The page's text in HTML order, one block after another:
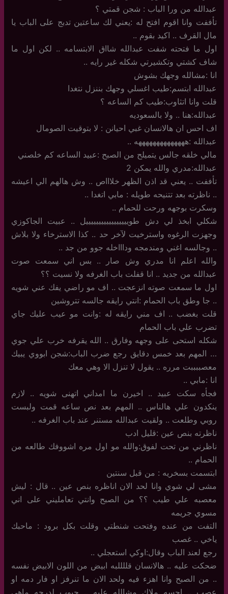
عبدالله من ورا الباب : شجن قمتي ؟
تأففت وانا اقوم افتح له :يعني لك ساعتين تدبج على الباب يا
مال القرف .. اكيد بقوم ..
اول ما فتحته شفت عبدالله شااق الابتسامه .. لكن اول ما
شاف كشتي وتكشيرتي شكله غير رايه ..
انا :مشالله وجهك بشوش
عبدالله ابتسم:طيب اغسلي وجهك بننزل نتغدا
قلت وانا اتثاوب:طيب كم الساعه ؟
عبدالله:هنا .. ولا بالسعوديه
اف احس ان هالانسان غبي احيانن : لا بتوقيت الصومال
عبدالله :ههههههههههههههه ..
مالي خلقه جالس يتميلح من الصبح :عبيد الساعه كم خلصني
عبدالله:مدري والله يمكن 2
تأففت .. يعني قد اذن الظهر خلاااص .. وش هالهم الي اعيشه
.. ناظرته بعد تتنيحه طويله : مابي اتغدا ..
وسكرت بوجهه ورحت للحمام ..
شكلي ابخذ لي دش طويييييييييييييييييل .. عبيت الجاكوزي
وجهزت الرغوه واسترخيت لآخر حد .. كذا الاسترخاء ولا بلاش
.. وجالسه اغني ومندمجه وداااخله جوو من جد ..
والله اعلم انا مدري وش صار .. بس اني سمعت صوت
عبدالله من جديد .. انا قفلت باب الغرفه ولا نسيت ؟؟
اول ما سمعت صوته انزعجت .. اف مو راضي يفك عني شويه
.. جا وطق باب الحمام :انتي رايقه جالسه تتروشين
قلت بغضب .. اف مني رايقه له :وانت مو عيب عليك جاي
تضرب علي باب الحمام
شكله استحى على وجهه وفارق .. الله يقرفه خرب علي جوي
… المهم بعد خمس دقايق رجع ضرب الباب:شجن ابووي يبيك
معصببببت مرره .. يقول لا تنزل الا وهي معك
انا :مابي ..
فجأه سكت عبيد .. اخيرن ما امداني اتهنى شويه .. لازم
ينكدون علي هالناس .. المهم بعد نص ساعه قمت ولبست
روبي وطلعت .. ولقيت عبدالله مستنر عند باب الغرفه ..
ناظرته بنص عين :قليل ادب
ناظرني من تحت لفوق:والله مو اول مره اشووفك طالعه من
الحمام ..
ابتسمت بسخريه : من قبل سنتين
مشى لي شوي وانا لحد الان اناظره بنص عين .. قال : ليش
معصبه علي طيب ؟؟ من الصبح وانتي تعامليني على اني
مسوي جريمه
التفت من عنده وفتحت شنطتي وقلت بكل برود : ماحبك
ياخي .. غصب
رجع لعند الباب وقال:اوكي استعجلي ..
ضحكت عليه .. هالانسان قللللبه ابيض من اللون الابيض نفسه
.. من الصبح وانا اهزء فيه ولحد الان ما تنرفز او فار دمه او